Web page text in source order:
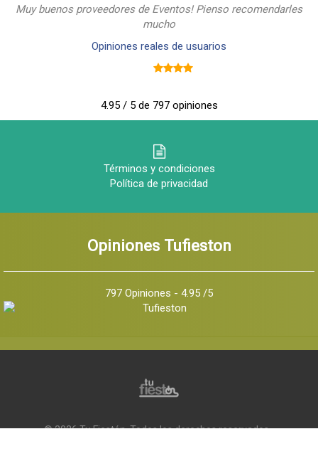
Muy buenos proveedores de Eventos! Pienso recomendarles
mucho
Opiniones reales de usuarios
4.95 / 5 de 797 opiniones
Términos y condiciones
Política de privacidad
Opiniones Tufieston
797 Opiniones - 4.95 /5
© 2026 Tu Fiestón, Todos los derechos reservados -